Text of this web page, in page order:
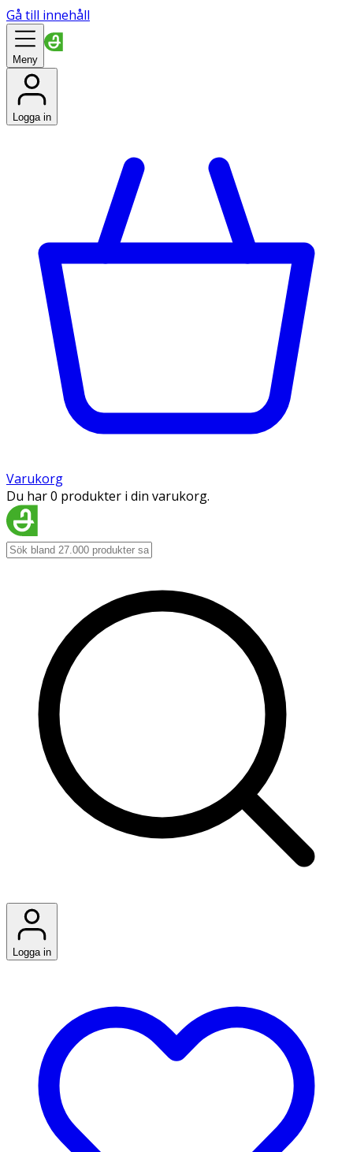
Gå till innehåll
Meny
Logga in
Varukorg
Du har 0 produkter i din varukorg.
Logga in